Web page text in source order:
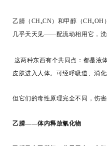
乙腈（CH₃CN）和甲醇（
几乎天天见——配流动相用它，洗
这两种东西有个共同点：都是液
皮肤进入人体。可经呼吸道、消
但它们的毒性原理完全不同，伤害
乙腈——体内释放氰化物